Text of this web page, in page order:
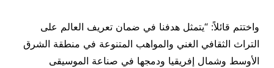
واختتم قائلاً: “يتمثل هدفنا في ضمان تعريف العالم على
التراث الثقافي الغني والمواهب المتنوعة في منطقة الشرق
الأوسط وشمال إفريقيا ودمجها في صناعة الموسيقى